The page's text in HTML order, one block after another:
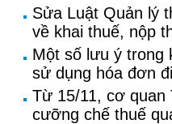
Sửa Luật Quản lý
về khai thuế, nộp
Một số lưu ý trong
sử dụng hóa đơn
Từ 15/11, cơ quan
cưỡng chế thuế